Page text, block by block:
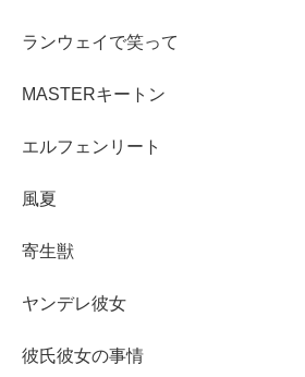
ランウェイで笑って
MASTERキートン
エルフェンリート
風夏
寄生獣
ヤンデレ彼女
彼氏彼女の事情